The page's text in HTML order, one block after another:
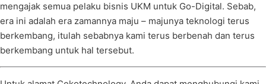
mengajak semua pelaku bisnis UKM untuk Go-Digital. Sebab,
era ini adalah era zamannya maju – majunya teknologi terus
berkembang, itulah sebabnya kami terus berbenah dan terus
berkembang untuk hal tersebut.